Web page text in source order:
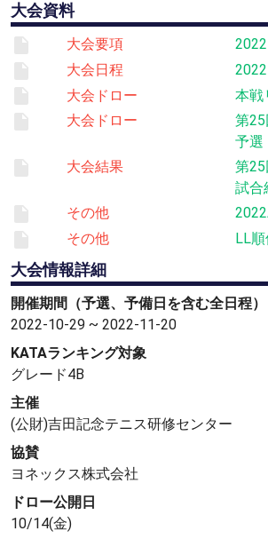
大会資料
大会要項
大会日程
大会ドロー
本戦
大会ドロー
第
予選
大会結果
第
試合
その他
その他
LL
大会情報詳細
開催期間（予選、予備日を含む全日程）
2022-10-29 ~ 2022-11-20
KATAランキング対象
グレード4B
主催
(公財)吉田記念テニス研修センター
協賛
ヨネックス株式会社
ドロー公開日
10/14(金)